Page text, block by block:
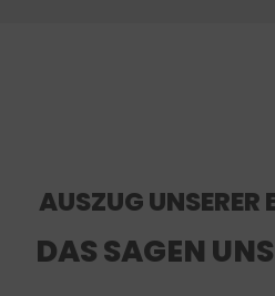
AUSZUG UNSERER
DAS SAGEN